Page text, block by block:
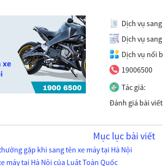
Dịch vụ
Dịch vụ
Dịch vụ nổi
19006500
Tác giả:
Đánh giá bài viết
Mục lục bài viết
gặp khi sang tên xe máy tại Hà Nội
máy tại Hà Nội của Luật Toàn Quốc